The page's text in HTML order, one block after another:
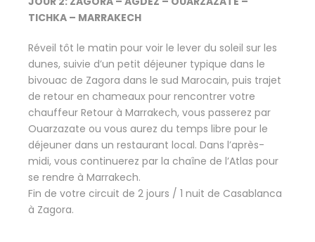
TICHKA – MARRAKECH
Réveil tôt le matin pour voir le lever du soleil sur les
dunes, suivie d’un petit déjeuner typique dans le
bivouac de Zagora dans le sud Marocain, puis trajet
de retour en chameaux pour rencontrer votre
chauffeur Retour à Marrakech, vous passerez par
Ouarzazate ou vous aurez du temps libre pour le
déjeuner dans un restaurant local. Dans l’après-
midi, vous continuerez par la chaîne de l’Atlas pour
se rendre à Marrakech.
Fin de votre circuit de 2 jours / 1 nuit de Casablanca
à Zagora.